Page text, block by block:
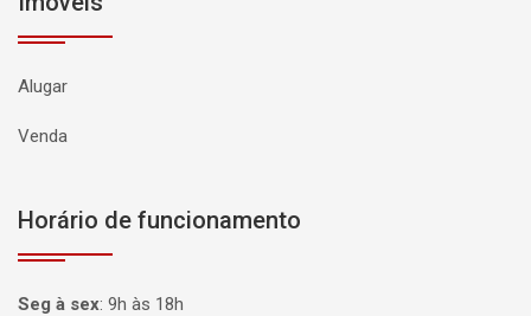
Alugar
Venda
Horário de funcionamento
Seg à sex: 9h às 18h